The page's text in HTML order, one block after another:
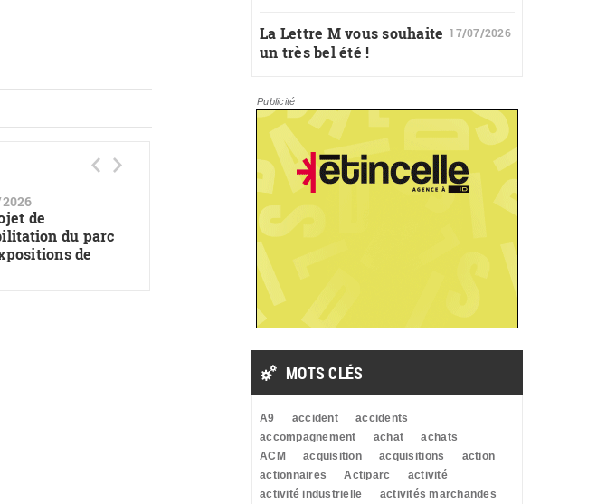
de
du parc
de
La Lettre M vous souhaite
un très bel été !
17/07/2026
Publicité
MOTS CLÉS
A9 accident
accidents
accompagnement
achat
achats
ACM
acquisition acquisitions
action
actionnaires
Actiparc
activité
activité industrielle
activités marchandes